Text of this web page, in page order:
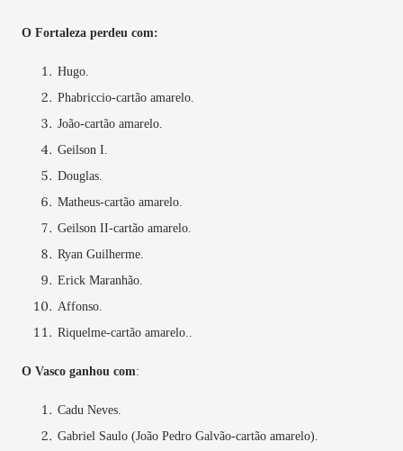
O Fortaleza perdeu com:
Hugo.
Phabriccio-cartão amarelo.
João-cartão amarelo.
Geilson I.
Douglas.
Matheus-cartão amarelo.
Geilson II-cartão amarelo.
Ryan Guilherme.
Erick Maranhão.
Affonso.
Riquelme-cartão amarelo..
O Vasco ganhou com:
Cadu Neves.
Gabriel Saulo (João Pedro Galvão-cartão amarelo).